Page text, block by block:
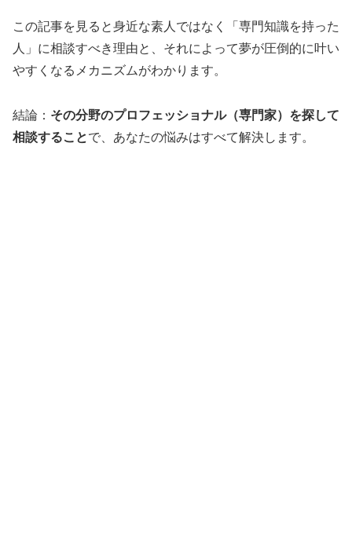
この記事を見ると身近な素人ではなく「専門知識を持った
人」に相談すべき理由と、それによって夢が圧倒的に叶い
やすくなるメカニズムがわかります。
結論： その分野のプロフェッショナル（専門家）を探して
相談することで、あなたの悩みはすべて解決します。